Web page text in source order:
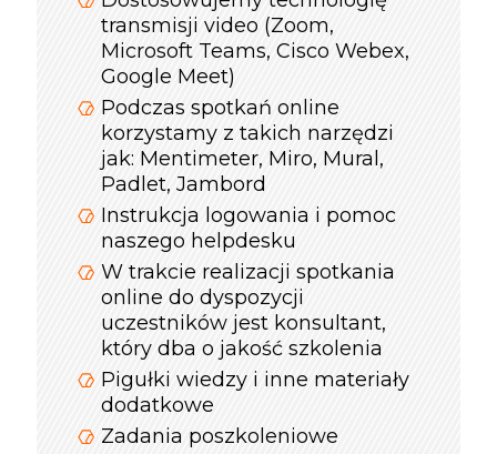
transmisji video (Zoom,
Microsoft Teams, Cisco Webex,
Google Meet)
Podczas spotkań online
korzystamy z takich narzędzi
jak: Mentimeter, Miro, Mural,
Padlet, Jambord
Instrukcja logowania i pomoc
naszego helpdesku
W trakcie realizacji spotkania
online do dyspozycji
uczestników jest konsultant,
który dba o jakość szkolenia
Pigułki wiedzy i inne materiały
dodatkowe
Zadania poszkoleniowe